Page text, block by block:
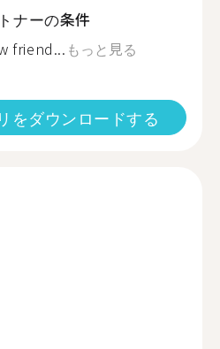
ナーの条件
friend... もっと見る
をダウンロードする